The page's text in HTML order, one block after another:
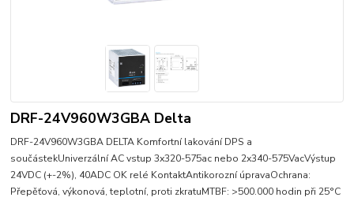
DRF-24V960W3GBA Delta
DRF-24V960W3GBA DELTA Komfortní lakování DPS a
součástekUniverzální AC vstup 3x320-575ac nebo 2x340-575VacVýstup
24VDC (+-2%), 40ADC OK relé KontaktAntikorozní úpravaOchrana:
Přepěťová, výkonová, teplotní, proti zkratuMTBF: >500.000 hodin při 25°C